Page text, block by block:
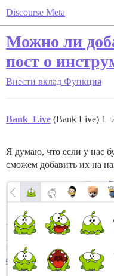
Discourse Meta
Можно ли
пост о
Внести вклад Функция
Bank_Live (Bank Live) 1
Я думаю, что если у нас
сможем добавить их на